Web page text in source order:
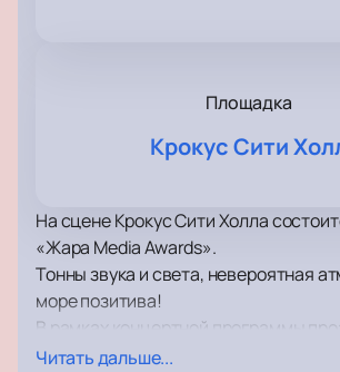
Площадка
Крокус Сити
На сцене Крокус Сити Холла
«Жара Media Awards».
Тонны звука и света, невероятная
море позитива!
В рамках концертной программы
хорошо известные поклонникам, так
Читать дальше...